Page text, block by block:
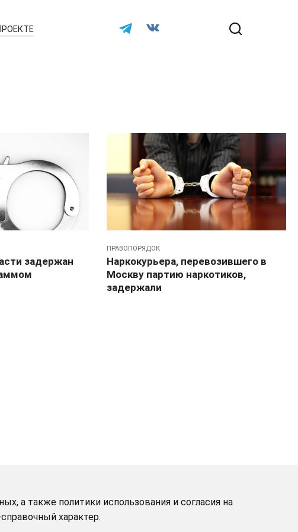
задержан
ПРАВОПОРЯДОК
Наркокурьера, перевозившего в
Москву партию наркотиков,
задержали
а также политики использования и согласия на
характер.